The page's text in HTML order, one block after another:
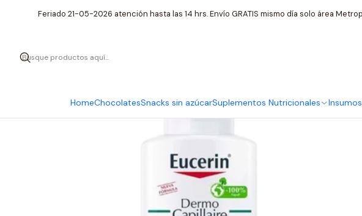
HomeChocolatesSnacks sin azúcarSuplementos Nutricionales
Feriado 21-05-2026 atención hasta las 14 hrs. Envío GRATIS mismo día solo área
Inicio Cuidado Personal Eucerin